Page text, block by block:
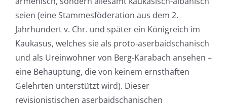
seien (eine Stammesföderation aus dem 2.
Jahrhundert v. Chr. und später ein Königreich im
Kaukasus, welches sie als proto-aserbaidschanisch
und als Ureinwohner von Berg-Karabach ansehen –
eine Behauptung, die von keinem ernsthaften
Gelehrten unterstützt wird). Dieser
revisionistischen aserbaidschanischen